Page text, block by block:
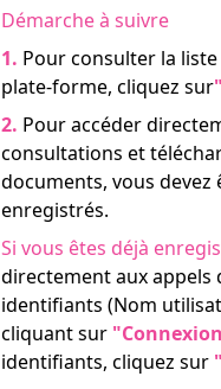
Démarche à suivre
1. Pour consulter la
plate-forme, cliquez sur
2. Pour accéder
consultations et
documents, vous
enregistrés.
Si vous êtes déjà
directement aux appels
identifiants (Nom
cliquant sur
identifiants, cliquez sur